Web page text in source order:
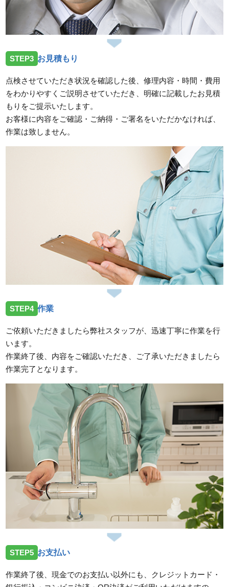
STEP3 お見積もり
点検させていただき状況を確認した後、修理内容・時間・費用
をわかりやすくご説明させていただき、明確に記載したお見積
もりをご提示いたします。
お客様に内容をご確認・ご納得・ご署名をいただかなければ、
作業は致しません。
STEP4 作業
ご依頼いただきましたら弊社スタッフが、迅速丁寧に作業を行
います。
作業終了後、内容をご確認いただき、ご了承いただきましたら
作業完了となります。
STEP5 お支払い
作業終了後、現金でのお支払い以外にも、クレジットカード・